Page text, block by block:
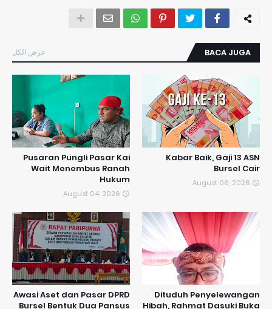
BACA JUGA عرض الكل
Kabar Baik, Gaji 13 ASN
Bursel Cair
August 06, 2026
Pusaran Pungli Pasar Kai
Wait Menembus Ranah
Hukum
August 04, 2026
Dituduh Penyelewangan
Hibah, Rahmat Dasuki Buka
Awasi Aset dan Pasar DPRD
Bursel Bentuk Dua Pansus